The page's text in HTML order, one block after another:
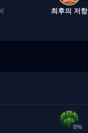
최후의 저항
0%